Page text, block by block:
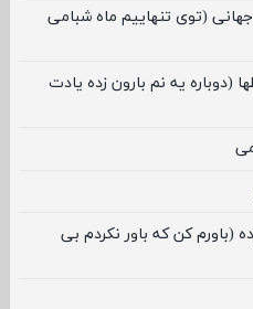
(توی تنهاییم ماه شبامی
(دوباره یه نم بارون زده یادت
(باورم کن که باور نکردم بی